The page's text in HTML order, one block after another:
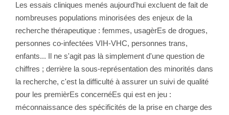
Les essais cliniques menés aujourd'hui excluent de fait de
nombreuses populations minorisées des enjeux de la
recherche thérapeutique : femmes, usagèrEs de drogues,
personnes co-infectées VIH-VHC, personnes trans,
enfants... Il ne s'agit pas là simplement d'une question de
chiffres ; derrière la sous-représentation des minorités dans
la recherche, c'est la difficulté à assurer un suivi de qualité
pour les premièrEs concernéEs qui est en jeu :
méconnaissance des spécificités de la prise en charge des